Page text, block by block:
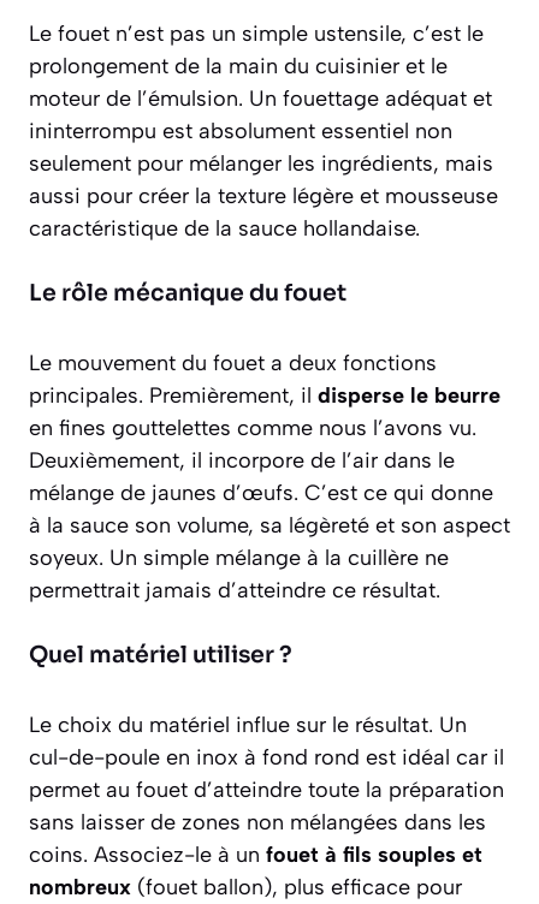
Le fouet n’est pas un simple ustensile, c’est le
prolongement de la main du cuisinier et le
moteur de l’émulsion. Un fouettage adéquat et
ininterrompu est absolument essentiel non
seulement pour mélanger les ingrédients, mais
aussi pour créer la texture légère et mousseuse
caractéristique de la sauce hollandaise.
Le rôle mécanique du fouet
Le mouvement du fouet a deux fonctions
principales. Premièrement, il disperse le beurre
en fines gouttelettes comme nous l’avons vu.
Deuxièmement, il incorpore de l’air dans le
mélange de jaunes d’œufs. C’est ce qui donne
à la sauce son volume, sa légèreté et son aspect
soyeux. Un simple mélange à la cuillère ne
permettrait jamais d’atteindre ce résultat.
Quel matériel utiliser ?
Le choix du matériel influe sur le résultat. Un
cul-de-poule en inox à fond rond est idéal car il
permet au fouet d’atteindre toute la préparation
sans laisser de zones non mélangées dans les
coins. Associez-le à un fouet à fils souples et
nombreux (fouet ballon), plus efficace pour